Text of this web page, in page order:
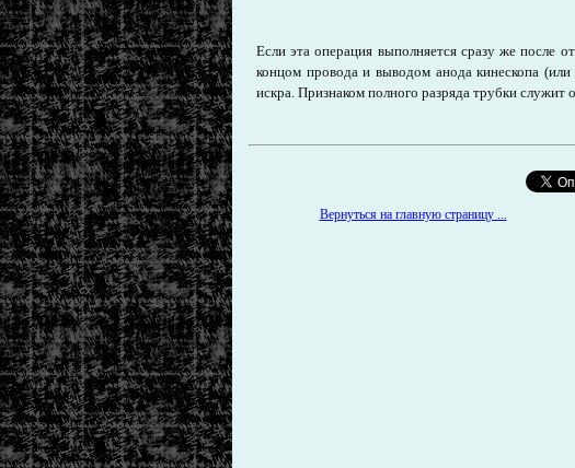
Если эта операция выполняется сразу же после
концом провода и выводом анода кинескопа (или
искра. Признаком полного разряда трубки служит
Вернуться на главную страницу ...